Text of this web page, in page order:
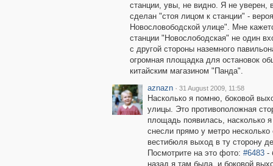
станции, увы, не видно. Я не
сделан "стоя лицом к станции" -
Новословободской улице". Мне
станции "Новослободская" не один
с другой стороны наземного
огромная площадка для остановок
китайским магазином "Панда".
aznazn · 31 August 2009, 11:58
Насколько я помню, боковой
улицы. Это противоположная
площадь появилась, насколько
снесли прямо у метро
вестибюля выход в ту сторону
Посмотрите на это фото: #6483-
назад я там была, и боковой